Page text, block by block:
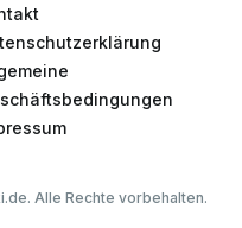
Alle Rechte vorbehalten.